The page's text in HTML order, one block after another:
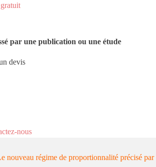
par une publication ou une étude
devis
nous
régime de proportionnalité précisé par